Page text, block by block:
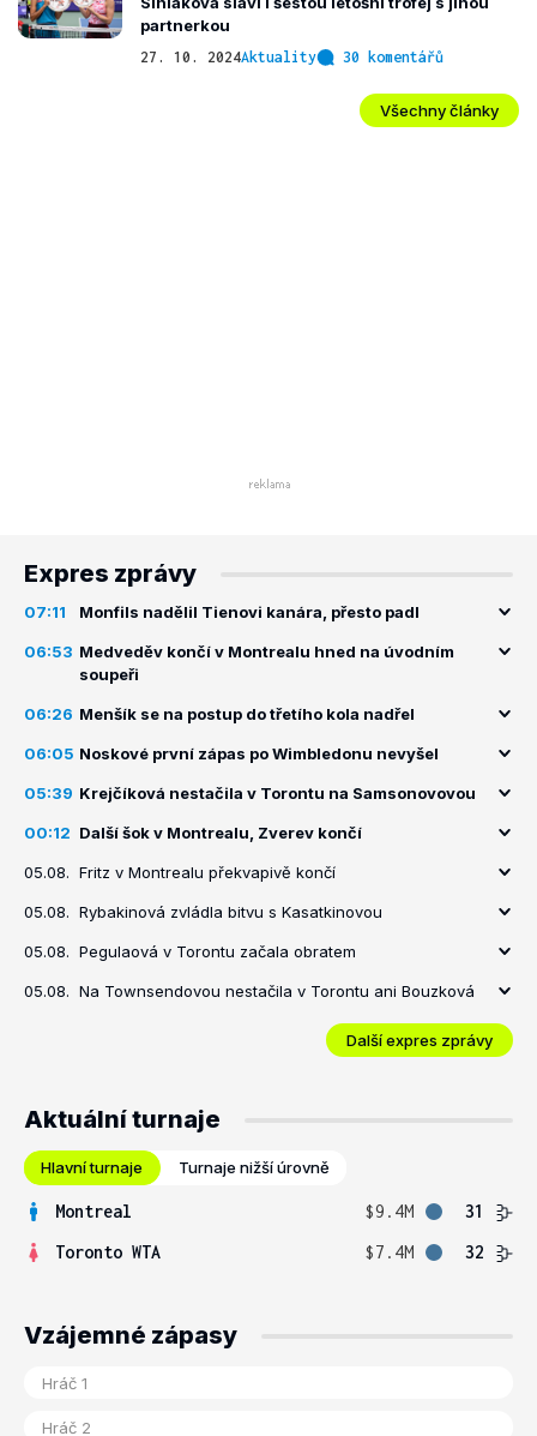
partnerkou
27. 10. 2024Aktuality 30 komentářů
Všechny články
Expres zprávy
07:11 Monfils nadělil Tienovi kanára, přesto padl
06:53 Medveděv končí v Montrealu hned na úvodním
soupeři
06:26 Menšík se na postup do třetího kola nadřel
06:05 Noskové první zápas po Wimbledonu nevyšel
05:39 Krejčíková nestačila v Torontu na Samsonovovou
00:12 Další šok v Montrealu, Zverev končí
05.08. Fritz v Montrealu překvapivě končí
05.08. Rybakinová zvládla bitvu s Kasatkinovou
05.08. Pegulaová v Torontu začala obratem
05.08. Na Townsendovou nestačila v Torontu ani Bouzková
Další expres zprávy
Aktuální turnaje
Hlavní turnaje Turnaje nižší úrovně
Montreal $9.4M
31
Toronto WTA
$7.4M 32
Vzájemné zápasy